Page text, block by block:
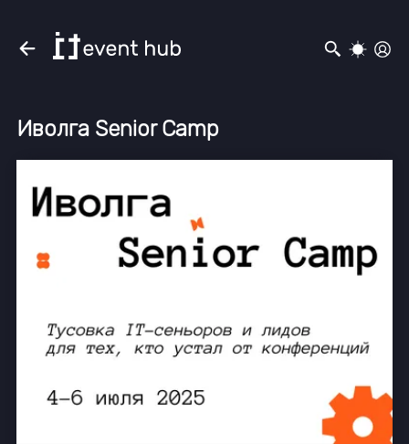
Иволга Senior Camp